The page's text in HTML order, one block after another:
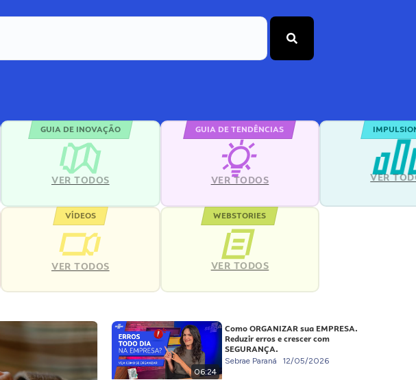
GUIA DE INOVAÇÃO
VER TODOS
GUIA DE TENDÊNCIAS
VER TODOS VER
VÍDEOS
VER TODOS
WEBSTORIES
VER TODOS
06:24
Como ORGANIZAR sua EMPRESA.
Reduzir erros e crescer com
SEGURANÇA.
Sebrae Paraná 12/05/2026